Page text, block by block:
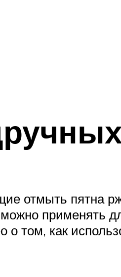
отмыть пятна
применять
о том, как